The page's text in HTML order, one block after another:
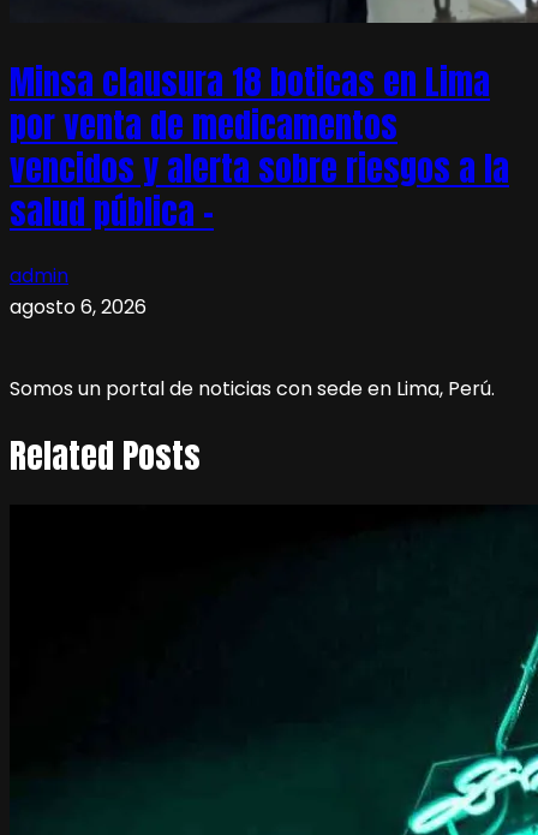
Minsa clausura 18 boticas en Lima
por venta de medicamentos
vencidos y alerta sobre riesgos a la
salud pública –
admin
agosto 6, 2026
Somos un portal de noticias con sede en Lima, Perú.
Related Posts